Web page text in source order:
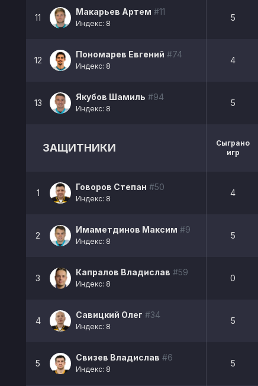
11
Макарьев Артем #11
Индекс: 8
5
12
Пономарев Евгений #74
Индекс: 8
4
13
Якубов Шамиль #94
Индекс: 8
5
ЗАЩИТНИКИ
Сыграно
игр
1
Говоров Степан #50
Индекс: 8
4
2
Имаметдинов Максим #9
Индекс: 8
5
3
Капралов Владислав #59
Индекс: 8
0
4
Савицкий Олег #34
Индекс: 8
5
5
Свизев Владислав #6
Индекс: 8
5